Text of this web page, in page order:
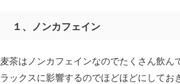
１、ノンカフェイン
麦茶はノンカフェインなのでたくさん飲ん
ラックスに影響するのでほどほどにして